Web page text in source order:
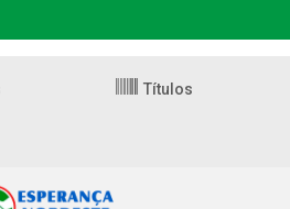
Títulos